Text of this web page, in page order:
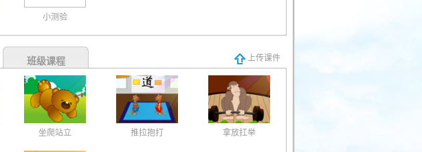
小测验
班级课程 上传课件
坐爬站立 推拉抱打 拿放扛举